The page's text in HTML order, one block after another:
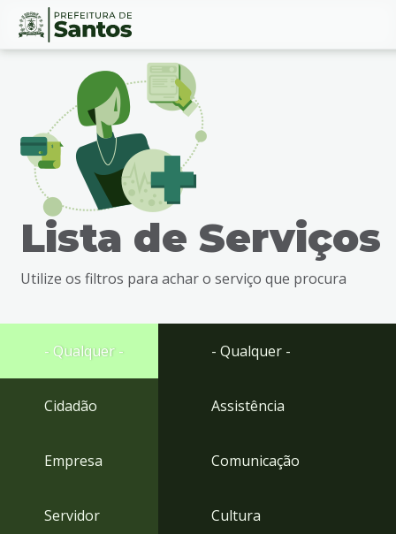
Ir
busca
Ir
rodapé
Conteúdo
Lista de Serviços
Utilize os filtros para achar o serviço que procura
- Qualquer -
Cidadão
Empresa
Servidor
- Qualquer -
Assistência
Comunicação
Cultura